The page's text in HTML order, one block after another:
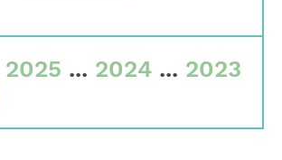
2025 ... 2024 ... 2023
Gremien
Team